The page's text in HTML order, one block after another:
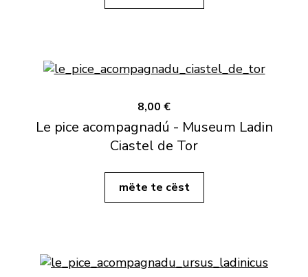
8,00 €
Le pice acompagnadú - Museum Ladin
Ciastel de Tor
mëte te cëst